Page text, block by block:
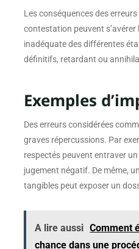
Les conséquences des
contestation peuvent s’avérer
inadéquate des différentes
définitifs, retardant ou
Exemples
Des erreurs considérées
graves répercussions. Par
respectés peuvent entraver
jugement négatif. De même,
tangibles peut exposer un
A lire aussi Comment
chance dans une